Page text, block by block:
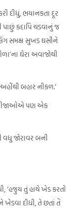
દીધું, ભયાનકતા દૂર
પાછું કદાપિ ચડવાનું જ
સમક્ષ સુખડ ઘસીને
ઘેરા અવાજોથી
અહીંથી બહાર નીકળ.’
બીજાઓએ પણ એક
વધુ જોરાવર બની
‘હજુય તું હાથે ખેડ કરતો
ખેડવા દીધી, તે છતાં તેં